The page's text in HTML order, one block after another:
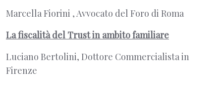
Marcella Fiorini , Avvocato del Foro di Roma
La fiscalità del Trust in ambito familiare
Luciano Bertolini, Dottore Commercialista in
Firenze